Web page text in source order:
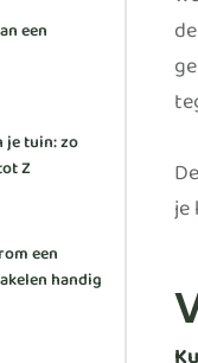
een
tuin: zo
Z
een
handig